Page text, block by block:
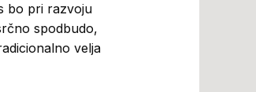
bo pri razvoju
spodbudo,
velja